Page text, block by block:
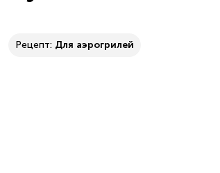
Рецепт: Для аэрогрилей